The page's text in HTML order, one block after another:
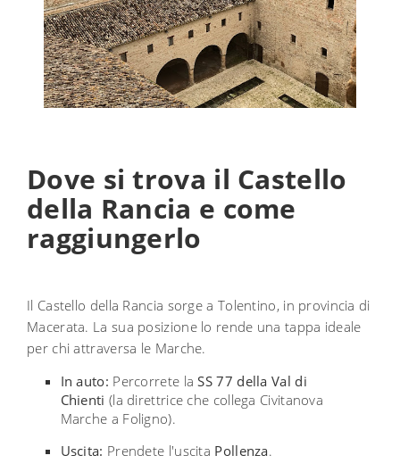
Dove si trova il Castello
della Rancia e come
raggiungerlo
Il Castello della Rancia sorge a Tolentino, in provincia di
Macerata. La sua posizione lo rende una tappa ideale
per chi attraversa le Marche.
In auto: Percorrete laSS 77 della Val di
Chienti (la direttrice che collega Civitanova
Marche a Foligno).
Uscita: Prendete l'uscita Pollenza.